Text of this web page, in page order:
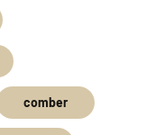
comber